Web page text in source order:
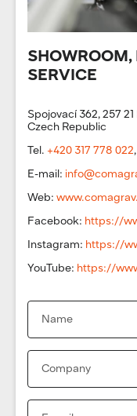
SHOWROOM,
SERVICE
Spojovací 362, 257
Czech Republic
Tel. +420 317 778 022,
E-mail:
Web:
Facebook: https://
Instagram: https://
YouTube: https://